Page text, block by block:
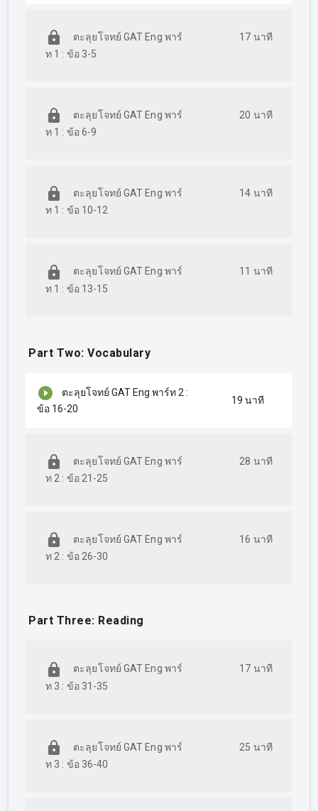
ตะลุยโจทย์ GAT Eng พาร์
ท 1 : ข้อ 3-5
17 นาที
ตะลุยโจทย์ GAT Eng พาร์
ท 1 : ข้อ 6-9
20 นาที
ตะลุยโจทย์ GAT Eng พาร์
ท 1 : ข้อ 10-12
14 นาที
ตะลุยโจทย์ GAT Eng พาร์
ท 1 : ข้อ 13-15
11 นาที
Part Two: Vocabulary
ตะลุยโจทย์ GAT Eng พาร์ท 2 :
ข้อ 16-20
19 นาที
ตะลุยโจทย์ GAT Eng พาร์
ท 2 : ข้อ 21-25
28 นาที
ตะลุยโจทย์ GAT Eng พาร์
ท 2 : ข้อ 26-30
16 นาที
Part Three: Reading
ตะลุยโจทย์ GAT Eng พาร์
ท 3 : ข้อ 31-35
17 นาที
ตะลุยโจทย์ GAT Eng พาร์
ท 3 : ข้อ 36-40
25 นาที